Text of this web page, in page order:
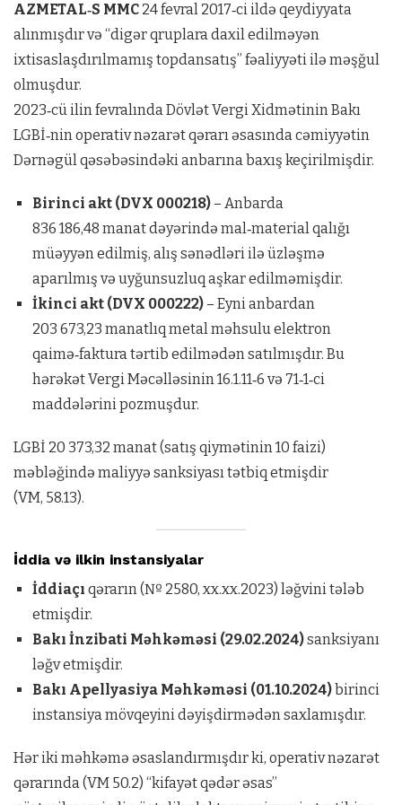
AZMETAL‑S MMC 24 fevral 2017‑ci ildə qeydiyyata
alınmışdır və “digər qruplara daxil edilməyən
ixtisaslaşdırılmamış topdansatış” fəaliyyəti ilə məşğul
olmuşdur.
2023‑cü ilin fevralında Dövlət Vergi Xidmətinin Bakı
LGBİ‑nin operativ nəzarət qərarı əsasında cəmiyyətin
Dərnəgül qəsəbəsindəki anbarına baxış keçirilmişdir.
Birinci akt (DVX 000218)– Anbarda
836 186,48 manat dəyərində mal‑material qalığı
müəyyən edilmiş, alış sənədləri ilə üzləşmə
aparılmış və uyğunsuzluq aşkar edilməmişdir.
İkinci akt (DVX 000222)– Eyni anbardan
203 673,23 manatlıq metal məhsulu elektron
qaimə‑faktura tərtib edilmədən satılmışdır. Bu
hərəkət Vergi Məcəlləsinin 16.1.11‑6 və 71‑1‑ci
maddələrini pozmuşdur.
LGBİ 20 373,32 manat (satış qiymətinin 10 faizi)
məbləğində maliyyə sanksiyası tətbiq etmişdir
(VM, 58.13).
İddia və ilkin instansiyalar
İddiaçı qərarın (№ 2580, xx.xx.2023) ləğvini tələb
etmişdir.
Bakı İnzibati Məhkəməsi (29.02.2024)sanksiyanı
ləğv etmişdir.
Bakı Apellyasiya Məhkəməsi (01.10.2024)birinci
instansiya mövqeyini dəyişdirmədən saxlamışdır.
Hər iki məhkəmə əsaslandırmışdır ki, operativ nəzarət
qərarında (VM 50.2) “kifayət qədər əsas”